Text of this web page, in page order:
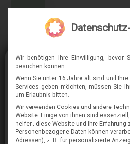
Wir benötigen Ihre Einwilligung, bevor
besuchen können.
Wenn Sie unter 16 Jahre alt sind und
Services geben möchten, müssen Sie
um Erlaubnis bitten.
Wir verwenden Cookies und andere
Website. Einige von ihnen sind
helfen, diese Website und Ihre Erfahrung
Personenbezogene Daten können
Adressen), z. B. für personalisierte